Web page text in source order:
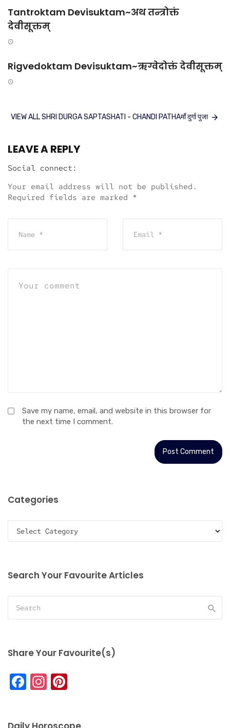
Tantroktam Devisuktam~अथ तन्त्रोक्तं
देवीसूक्तम्
Rigvedoktam Devisuktam~ऋग्वेदोक्तं देवीसूक्तम्
VIEW ALL SHRI DURGA SAPTASHATI - CHANDI PATHAमाँ दुर्गा पुजा
LEAVE A REPLY
Social connect:
Your email address will not be published.
Required fields are marked *
Save my name, email, and website in this browser for
the next time I comment.
Categories
Search Your Favourite Articles
Share Your Favourite(s)
Facebook
Instagram